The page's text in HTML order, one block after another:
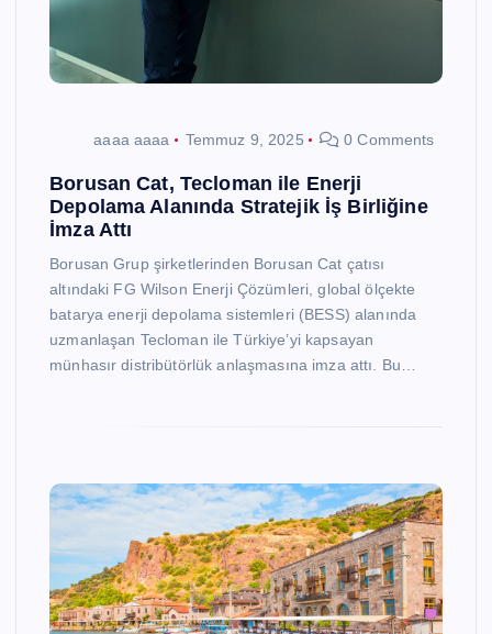
aaaa aaaa Temmuz 9, 2025 0 Comments
Borusan Cat, Tecloman ile Enerji
Depolama Alanında Stratejik İş Birliğine
İmza Attı
Borusan Grup şirketlerinden Borusan Cat çatısı
altındaki FG Wilson Enerji Çözümleri, global ölçekte
batarya enerji depolama sistemleri (BESS) alanında
uzmanlaşan Tecloman ile Türkiye’yi kapsayan
münhasır distribütörlük anlaşmasına imza attı. Bu…